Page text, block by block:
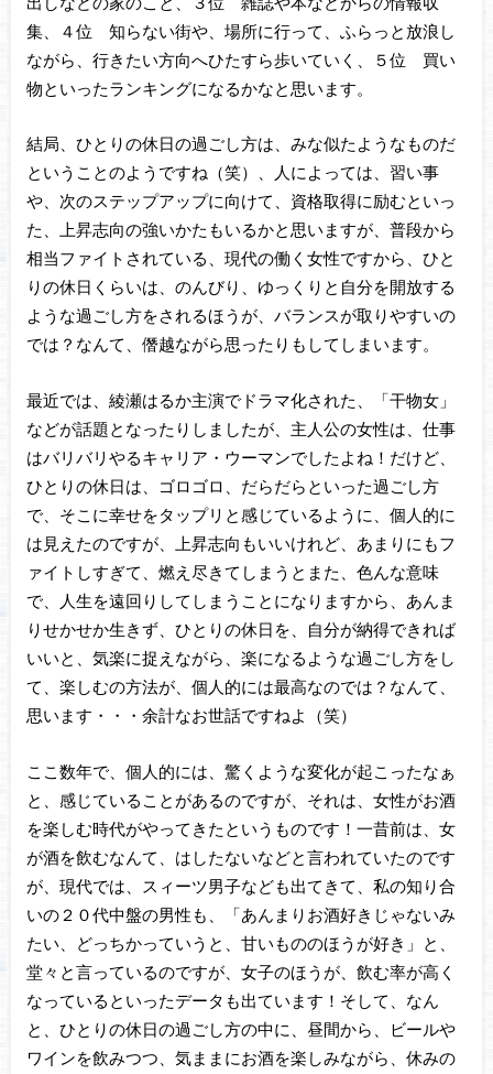
集、４位 知らない街や、場所に行って、ふらっと放浪し
ながら、行きたい方向へひたすら歩いていく、５位 買い
物といったランキングになるかなと思います。
結局、ひとりの休日の過ごし方は、みな似たようなものだ
ということのようですね（笑）、人によっては、習い事
や、次のステップアップに向けて、資格取得に励むといっ
た、上昇志向の強いかたもいるかと思いますが、普段から
相当ファイトされている、現代の働く女性ですから、ひと
りの休日くらいは、のんびり、ゆっくりと自分を開放する
ような過ごし方をされるほうが、バランスが取りやすいの
では？なんて、僭越ながら思ったりもしてしまいます。
最近では、綾瀬はるか主演でドラマ化された、「干物女」
などが話題となったりしましたが、主人公の女性は、仕事
はバリバリやるキャリア・ウーマンでしたよね！だけど、
ひとりの休日は、ゴロゴロ、だらだらといった過ごし方
で、そこに幸せをタップリと感じているように、個人的に
は見えたのですが、上昇志向もいいけれど、あまりにもフ
ァイトしすぎて、燃え尽きてしまうとまた、色んな意味
で、人生を遠回りしてしまうことになりますから、あんま
りせかせか生きず、ひとりの休日を、自分が納得できれば
いいと、気楽に捉えながら、楽になるような過ごし方をし
て、楽しむの方法が、個人的には最高なのでは？なんて、
思います・・・余計なお世話ですねよ（笑）
ここ数年で、個人的には、驚くような変化が起こったなぁ
と、感じていることがあるのですが、それは、女性がお酒
を楽しむ時代がやってきたというものです！一昔前は、女
が酒を飲むなんて、はしたないなどと言われていたのです
が、現代では、スィーツ男子なども出てきて、私の知り合
いの２０代中盤の男性も、「あんまりお酒好きじゃないみ
たい、どっちかっていうと、甘いもののほうが好き」と、
堂々と言っているのですが、女子のほうが、飲む率が高く
なっているといったデータも出ています！そして、なん
と、ひとりの休日の過ごし方の中に、昼間から、ビールや
ワインを飲みつつ、気ままにお酒を楽しみながら、休みの